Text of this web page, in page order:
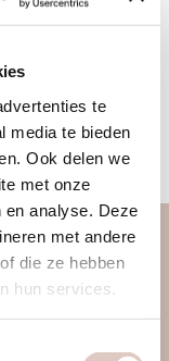
te
media te bieden
Ook delen we
met onze
analyse. Deze
met andere
die ze hebben
hun services.
belangrijk. In
en maak ik